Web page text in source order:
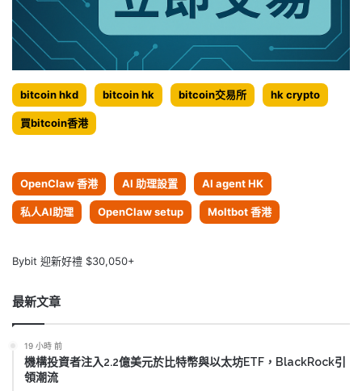
bitcoin hkd bitcoin hk bitcoin交易所 hk crypto
買bitcoin香港
OpenClaw 香港 AI 助理設置 AI agent HK
私人AI助理 OpenClaw setup Moltbot 香港
Bybit 迎新好禮 $30,050+
最新文章
19 小時 前
機構投資者注入2.2億美元於比特幣與以太坊ETF，BlackRock引
領潮流